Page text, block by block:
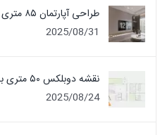
طراحی آپارتمان ۸۵ متری با دکوراسیون مینیمال
2025/08/31
نقشه دوبلکس ۵۰ متری بدون پرتی (50+50)
2025/08/24